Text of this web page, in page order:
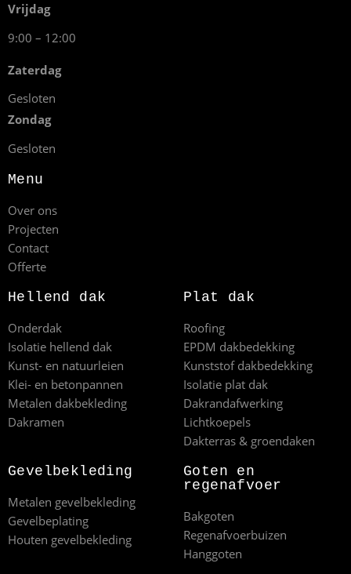
Vrijdag
9:00 – 12:00
Zaterdag
Gesloten
Zondag
Gesloten
Menu
Over ons
Projecten
Contact
Offerte
Hellend dak
Onderdak
Isolatie hellend dak
Kunst- en natuurleien
Klei- en betonpannen
Metalen dakbekleding
Dakramen
Plat dak
Roofing
EPDM dakbedekking
Kunststof dakbedekking
Isolatie plat dak
Dakrandafwerking
Lichtkoepels
Dakterras & groendaken
Gevelbekleding
Metalen gevelbekleding
Gevelbeplating
Houten gevelbekleding
Goten en
regenafvoer
Bakgoten
Regenafvoerbuizen
Hanggoten